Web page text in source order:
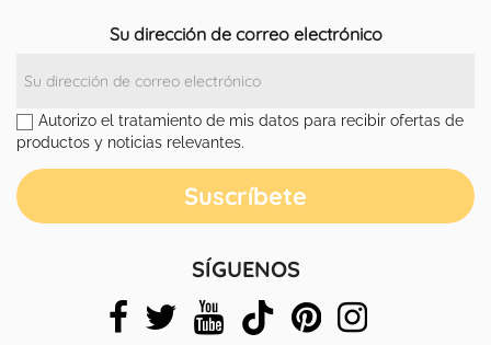
Su dirección de correo electrónico
Autorizo el tratamiento de mis datos para recibir ofertas de
productos y noticias relevantes.
SÍGUENOS